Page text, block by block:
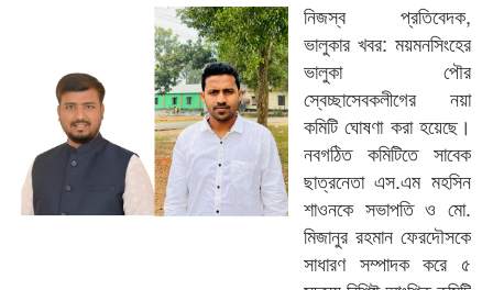
নিজস্ব প্রতিবেদক,
ভালুকার খবর: ময়মনসিংহের
ভালুকা পৌর
স্বেচ্ছাসেবকলীগের নয়া
কমিটি ঘোষণা করা হয়েছে।
নবগঠিত কমিটিতে সাবেক
ছাত্রনেতা এস.এম মহসিন
শাওনকে সভাপতি ও মো.
মিজানুর রহমান ফেরদৌসকে
সাধারণ সম্পাদক করে ৫